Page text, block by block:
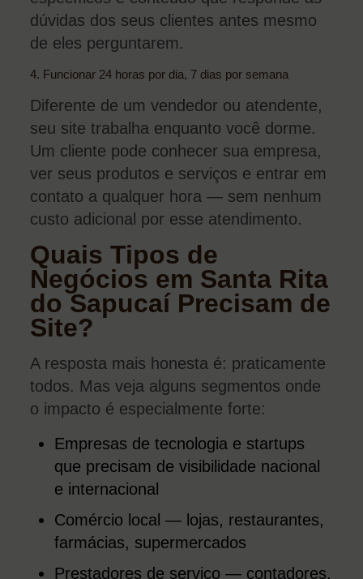
dúvidas dos seus clientes antes mesmo
de eles perguntarem.
4. Funcionar 24 horas por dia, 7 dias por semana
Diferente de um vendedor ou atendente,
seu site trabalha enquanto você dorme.
Um cliente pode conhecer sua empresa,
ver seus produtos e serviços e entrar em
contato a qualquer hora — sem nenhum
custo adicional por esse atendimento.
Quais Tipos de
Negócios em Santa Rita
do Sapucaí Precisam de
Site?
A resposta mais honesta é: praticamente
todos. Mas veja alguns segmentos onde
o impacto é especialmente forte:
Empresas de tecnologia e startups
que precisam de visibilidade nacional
e internacional
Comércio local — lojas, restaurantes,
farmácias, supermercados
Prestadores de serviço — contadores,